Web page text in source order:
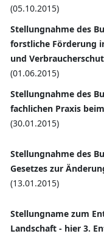
(05.10.2015)
Stellungnahme des
forstliche Förderung
und
(01.06.2015)
Stellungnahme des
fachlichen Praxis
(30.01.2015)
Stellungnahme des
Gesetzes zur
(13.01.2015)
Stellungname zum
Landschaft - hier 3.